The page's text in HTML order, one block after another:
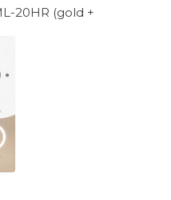
20HR (gold +